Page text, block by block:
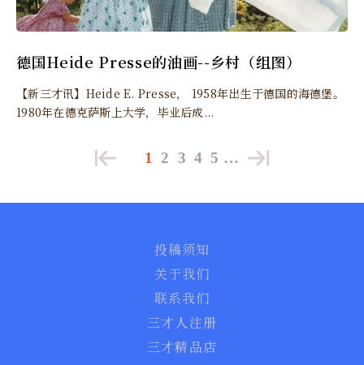
德国Heide Presse的油画--乡村（组图）
【新三才讯】Heide E. Presse， 1958年出生于德国的海德堡。
1980年在德克萨斯上大学，毕业后成...
1 2 3 4 5 …
投稿须知
关于我们
联系我们
三才人注册
三才精品店